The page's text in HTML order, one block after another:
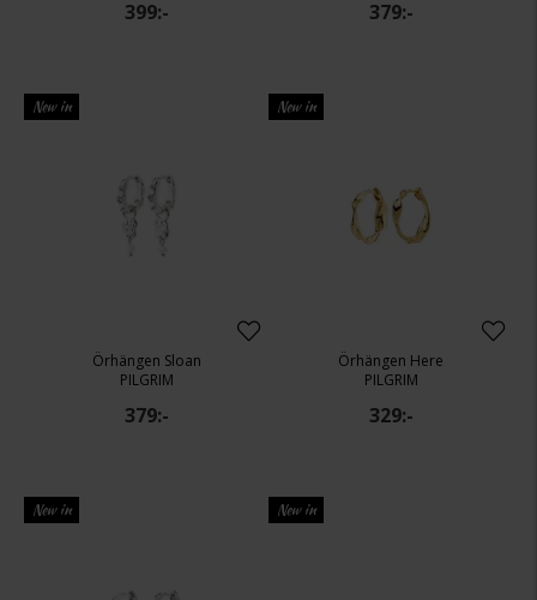
399:- 379:-
New in
Örhängen Sloan
PILGRIM
379:-
New in
Örhängen Here
PILGRIM
329:-
New in New in